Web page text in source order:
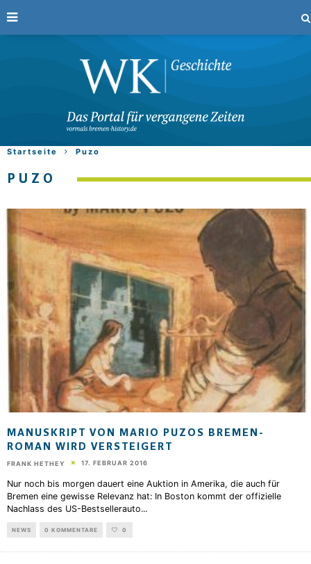
Startseite Puzo
PUZO
MANUSKRIPT VON MARIO PUZOS BREMEN-
ROMAN WIRD VERSTEIGERT
FRANK HETHEY 17. FEBRUAR 2016
Nur noch bis morgen dauert eine Auktion in Amerika, die auch für
Bremen eine gewisse Relevanz hat: In Boston kommt der offizielle
Nachlass des US-Bestsellerauto...
NEWS 0 KOMMENTARE 0